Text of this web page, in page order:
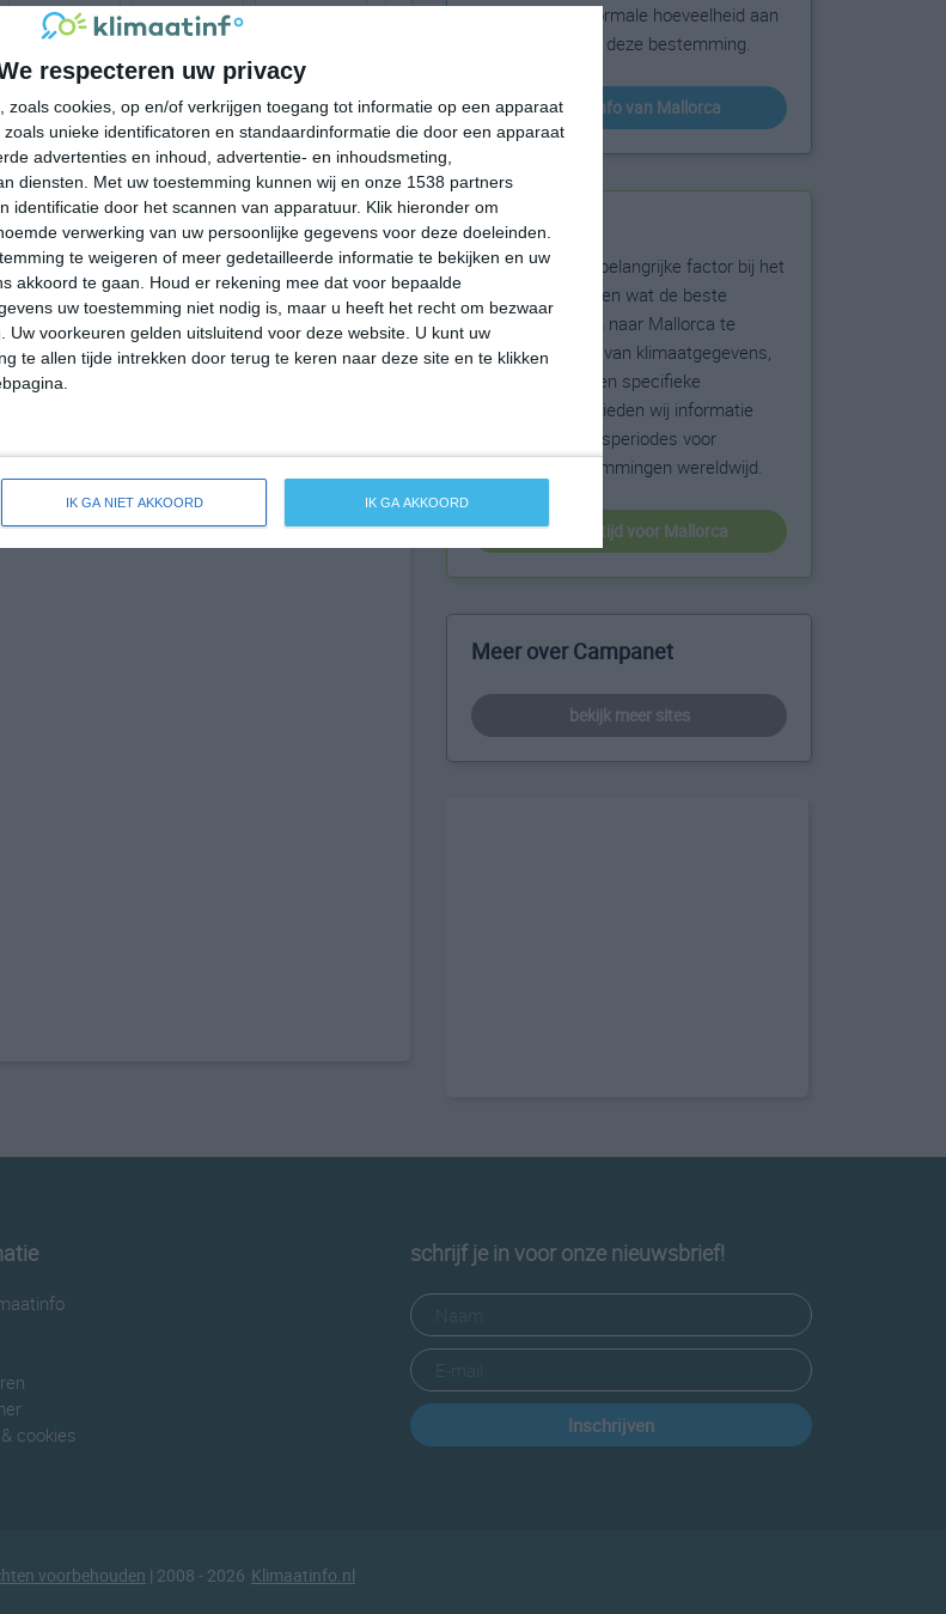
respecteren uw privacy
zoals cookies, op en/of verkrijgen toegang tot informatie op een apparaat
unieke identificatoren en standaardinformatie die door een apparaat
advertenties en inhoud, advertentie- en inhoudsmeting,
diensten.
Met uw toestemming kunnen wij en onze 1538 partners
identificatie door het scannen van apparatuur. Klik hieronder om
verwerking van uw persoonlijke gegevens voor deze doeleinden.
te weigeren of meer gedetailleerde informatie te bekijken en uw
akkoord te gaan.
Houd er rekening mee dat voor bepaalde
uw toestemming niet nodig is, maar u heeft het recht om bezwaar
Uw voorkeuren gelden uitsluitend voor deze website. U kunt uw
te allen tijde intrekken door terug te keren naar deze site en te klikken
IK GA NIET AKKOORD IK GA AKKOORD
36° 26° 25°
28°C 25°C 24°C
22:00 01:00 04:00
22:00 01:00 04:00
2 OZO 1 W 1 W 1
voor Campanet
sneeuw en de normale hoeveelheid aan
zonneschijn voor deze bestemming.
klimaatinfo van Mallorca
Beste reistijd
Het weer is een belangrijke factor bij het
reizen. Wil je weten wat de beste
maanden zijn om naar Mallorca te
reizen? Op basis van klimaatgegevens,
weersextremen en specifieke
weerinformatie bieden wij informatie
over de beste reisperiodes voor
duizenden bestemmingen wereldwijd.
beste reistijd voor Mallorca
Meer over Campanet
bekijk meer sites
cookies
schrijf je in voor onze nieuwsbrief!
Inschrijven
voorbehouden | 2008 - 2026 Klimaatinfo.nl